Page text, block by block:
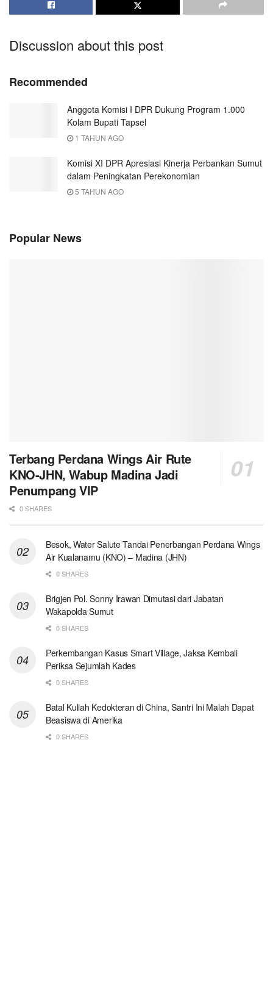
Discussion about this post
Recommended
Anggota Komisi I DPR Dukung Program 1.000
Kolam Bupati Tapsel
1 TAHUN AGO
Komisi XI DPR Apresiasi Kinerja Perbankan Sumut
dalam Peningkatan Perekonomian
5 TAHUN AGO
Popular News
Terbang Perdana Wings Air Rute
KNO-JHN, Wabup Madina Jadi
Penumpang VIP
0 SHARES
Besok, Water Salute Tandai Penerbangan Perdana Wings
Air Kualanamu (KNO) – Madina (JHN)
0 SHARES
Brigjen Pol. Sonny Irawan Dimutasi dari Jabatan
Wakapolda Sumut
0 SHARES
Perkembangan Kasus Smart Village, Jaksa Kembali
Periksa Sejumlah Kades
0 SHARES
Batal Kuliah Kedokteran di China, Santri Ini Malah Dapat
Beasiswa di Amerika
0 SHARES